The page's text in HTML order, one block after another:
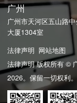
广州
广州市天河区五山路
大厦1304室
法律声明 网站地图
法律声明 版权所有 ©
2026。保留一切权利。